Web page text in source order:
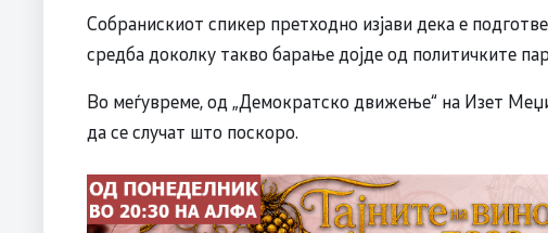
Собранискиот спикер претходно изјави дека е
средба доколку такво барање дојде од политичките
Во меѓувреме, од „Демократско движење“ на Изет
да се случат што поскоро.